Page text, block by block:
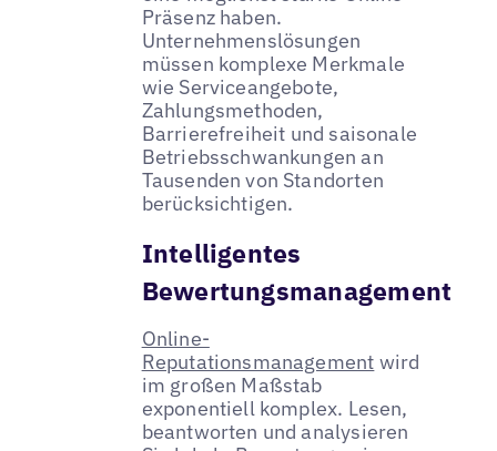
Präsenz haben.
Unternehmenslösungen
müssen komplexe Merkmale
wie Serviceangebote,
Zahlungsmethoden,
Barrierefreiheit und saisonale
Betriebsschwankungen an
Tausenden von Standorten
berücksichtigen.
Intelligentes
Bewertungsmanagement
Online-
Reputationsmanagement wird
im großen Maßstab
exponentiell komplex. Lesen,
beantworten und analysieren